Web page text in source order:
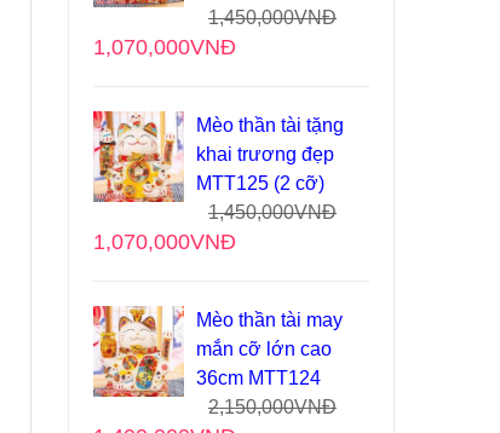
1,450,000VNĐ
1,070,000VNĐ
Mèo thần tài tặng
khai trương đẹp
MTT125 (2 cỡ)
1,450,000VNĐ
1,070,000VNĐ
Mèo thần tài may
mắn cỡ lớn cao
36cm MTT124
2,150,000VNĐ